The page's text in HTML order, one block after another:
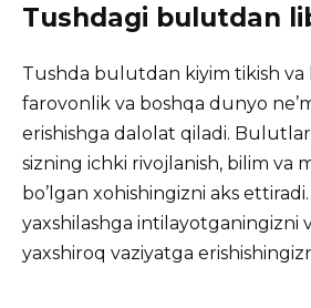
Tushdagi bulutdan
Tushda bulutdan kiyim tikish va
farovonlik va boshqa dunyo
erishishga dalolat qiladi.
sizning ichki rivojlanish, bilim va
bo’lgan xohishingizni aks ettiradi.
yaxshilashga intilayotganingizni
yaxshiroq vaziyatga